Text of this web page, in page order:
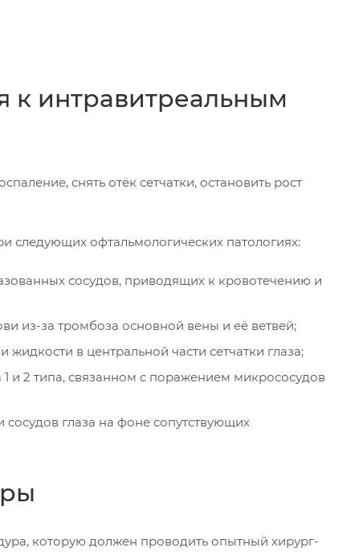
к интравитреальным
снять отёк сетчатки, остановить рост
следующих офтальмологических патологиях:
сосудов, приводящих к кровотечению и
из-за тромбоза основной вены и её ветвей;
в центральной части сетчатки глаза;
и 2 типа, связанном с поражением микрососудов
глаза на фоне сопутствующих
которую должен проводить опытный хирург-